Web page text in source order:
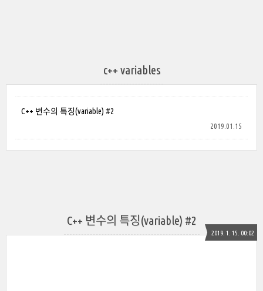
c++ variables
C++ 변수의 특징(variable) #2
2019.01.15
C++ 변수의 특징(variable) #2
2019. 1. 15. 00:02